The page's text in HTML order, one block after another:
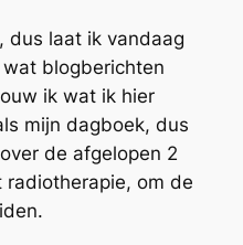
dus laat ik vandaag
blogberichten
ik wat ik hier
mijn dagboek, dus
de afgelopen 2
om de